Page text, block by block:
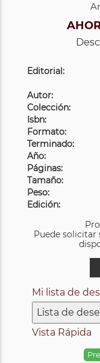
Editorial:
Autor:
Colección:
Isbn:
Formato:
Terminado:
Año:
Páginas:
Tamaño:
Peso:
Edición:
Puede
Mi lista de
Lista de
Vista Rápida